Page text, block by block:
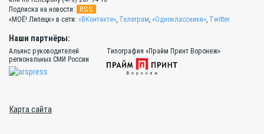
Подписка на новости:
RSS
«МОЁ! Липецк» в сети: «ВКонтакте», Телеграм, «Одноклассники», Twitter
Наши партнёры:
Альянс руководителей
региональных СМИ России
Типография «Прайм Принт Воронеж»
Карта сайта